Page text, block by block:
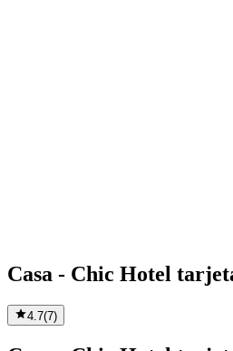
Casa - Chic Hotel
4.7(7)